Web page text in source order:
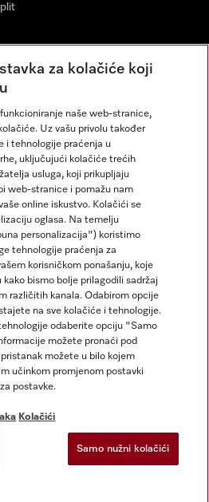
za kolačiće koji
naše web-stranice,
Uz vašu privolu također
i tehnologije praćenja u
uključujući kolačiće trećih
usluga, koji prikupljaju
web-stranice i pomažu nam
online iskustvo. Kolačići se
oglasa. Na temelju
personalizacija") koristimo
tehnologije praćenja za
korisničkom ponašanju, koje
bismo bolje prilagodili sadržaj
različitih kanala. Odabirom opcije
na sve kolačiće i tehnologije.
odaberite opciju "Samo
možete pronaći pod
možete u bilo kojem
učinkom promjenom postavki
postavke.
Kolačići
Samo nužni kolačići